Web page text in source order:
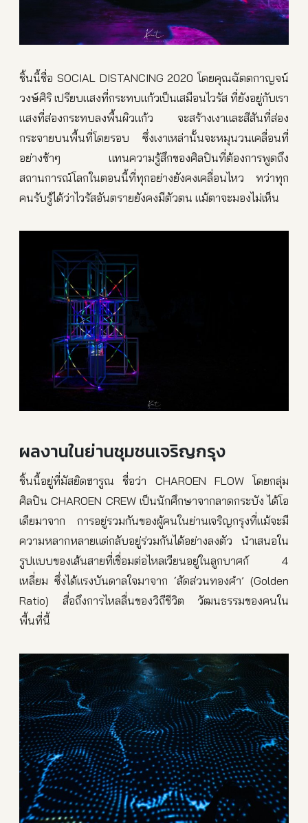
ชิ้นนี้ชื่อ SOCIAL DISTANCING 2020 โดยคุณฉัตตกาญจน์
วงษ์ศิริ เปรียบแสงที่กระทบแก้วเป็นเสมือนไวรัส ที่ยังอยู่กับเรา
แสงที่ส่องกระทบลงพื้นผิวแก้ว จะสร้างเงาและสีสันที่ส่อง
กระจายบนพื้นที่โดยรอบ ซึ่งเงาเหล่านั้นจะหมุนวนเคลื่อนที่
อย่างช้าๆ แทนความรู้สึกของศิลปินที่ต้องการพูดถึง
สถานการณ์โลกในตอนนี้ที่ทุกอย่างยังคงเคลื่อนไหว ทว่าทุก
คนรับรู้ได้ว่าไวรัสอันตรายยังคงมีตัวตน แม้ตาจะมองไม่เห็น
ผลงานในย่านชุมชนเจริญกรุง
ชิ้นนี้อยู่ที่มัสยิดฮารูณ ชื่อว่า CHAROEN FLOW โดยกลุ่ม
ศิลปิน CHAROEN CREW เป็นนักศึกษาจากลาดกระบัง ได้โอ
เดียมาจาก การอยู่รวมกันของผู้คนในย่านเจริญกรุงที่แม้จะมี
ความหลากหลายแต่กลับอยู่ร่วมกันได้อย่างลงตัว นำเสนอใน
รูปแบบของเส้นสายที่เชื่อมต่อไหลเวียนอยู่ในลูกบาศก์ 4
เหลี่ยม ซึ่งได้แรงบันดาลใจมาจาก ‘สัดส่วนทองคำ’ (Golden
Ratio) สื่อถึงการไหลลื่นของวิถีชีวิต วัฒนธรรมของคนใน
พื้นที่นี้